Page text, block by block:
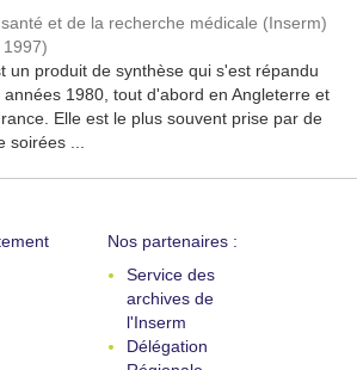
et de la recherche médicale (Inserm)
1997)
un produit de synthèse qui s'est répandu
1980, tout d'abord en Angleterre et
Elle est le plus souvent prise par de
soirées ...
Nos partenaires :
Service des
archives de
l'Inserm
Délégation